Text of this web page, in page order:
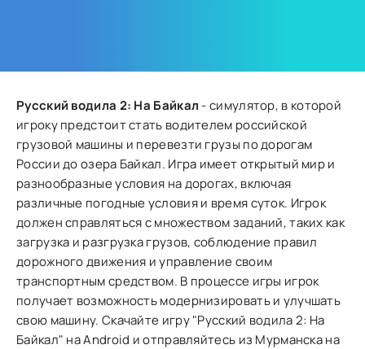
Русский водила 2: На Байкал - симулятор, в которой
игроку предстоит стать водителем российской
грузовой машины и перевезти грузы по дорогам
России до озера Байкал. Игра имеет открытый мир и
разнообразные условия на дорогах, включая
различные погодные условия и время суток. Игрок
должен справляться с множеством заданий, таких как
загрузка и разгрузка грузов, соблюдение правил
дорожного движения и управление своим
транспортным средством. В процессе игры игрок
получает возможность модернизировать и улучшать
свою машину. Скачайте игру "Русский водила 2: На
Байкал" на Android и отправляйтесь из Мурманска на